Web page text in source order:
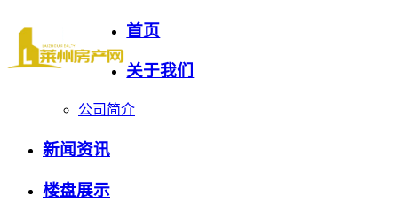
首页
关于我们
公司简介
新闻资讯
楼盘展示